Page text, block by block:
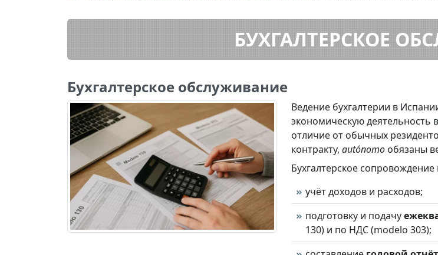
БУХГАЛТЕРСКОЕ
Бухгалтерское обслуживание
Ведение бухгалтерии в
экономическую деятельность
отличие от обычных
контракту, autónomo обязаны
Бухгалтерское сопровождение
учёт доходов и расходов;
подготовку и подачу
130) и по НДС (modelo 303);